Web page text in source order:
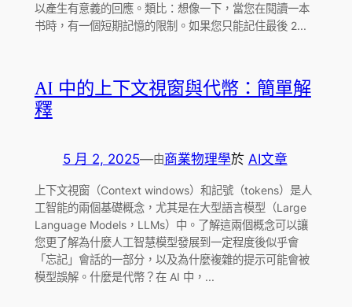
以產生有意義的回應。類比：想像一下，當您在閱讀一本
书時，有一個短期記憶的限制。如果您只能記住最後 2...
AI 中的上下文視窗與代幣：簡單解
釋
5 月 2, 2025—由商業物理學於 AI文章
上下文視窗（Context windows）和記號（tokens）是人
工智能的兩個基礎概念，尤其是在大型語言模型（Large
Language Models，LLMs）中。了解這兩個概念可以讓
您更了解為什麼人工智慧模型發展到一定程度後似乎會
「忘記」會話的一部分，以及為什麼複雜的提示可能會被
模型誤解。什麼是代幣？在 AI 中，...